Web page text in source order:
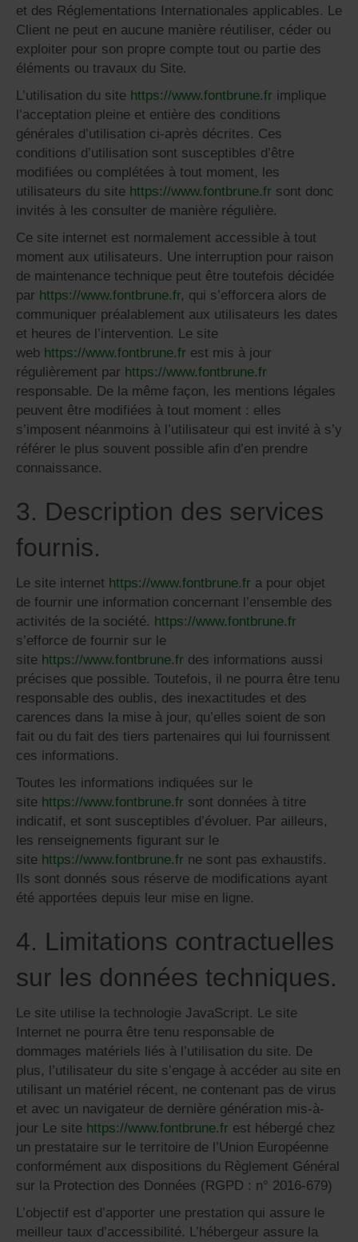
et des Réglementations Internationales applicables. Le
Client ne peut en aucune manière réutiliser, céder ou
exploiter pour son propre compte tout ou partie des
éléments ou travaux du Site.
L’utilisation du site https://www.fontbrune.fr implique
l’acceptation pleine et entière des conditions
générales d’utilisation ci-après décrites. Ces
conditions d’utilisation sont susceptibles d’être
modifiées ou complétées à tout moment, les
utilisateurs du site https://www.fontbrune.fr sont donc
invités à les consulter de manière régulière.
Ce site internet est normalement accessible à tout
moment aux utilisateurs. Une interruption pour raison
de maintenance technique peut être toutefois décidée
par https://www.fontbrune.fr, qui s’efforcera alors de
communiquer préalablement aux utilisateurs les dates
et heures de l’intervention. Le site
web https://www.fontbrune.fr est mis à jour
régulièrement par https://www.fontbrune.fr
responsable. De la même façon, les mentions légales
peuvent être modifiées à tout moment : elles
s’imposent néanmoins à l’utilisateur qui est invité à s’y
référer le plus souvent possible afin d’en prendre
connaissance.
3. Description des services
fournis.
Le site internet https://www.fontbrune.fr a pour objet
de fournir une information concernant l’ensemble des
activités de la société. https://www.fontbrune.fr
s’efforce de fournir sur le
site https://www.fontbrune.fr des informations aussi
précises que possible. Toutefois, il ne pourra être tenu
responsable des oublis, des inexactitudes et des
carences dans la mise à jour, qu’elles soient de son
fait ou du fait des tiers partenaires qui lui fournissent
ces informations.
Toutes les informations indiquées sur le
site https://www.fontbrune.fr sont données à titre
indicatif, et sont susceptibles d’évoluer. Par ailleurs,
les renseignements figurant sur le
site https://www.fontbrune.fr ne sont pas exhaustifs.
Ils sont donnés sous réserve de modifications ayant
été apportées depuis leur mise en ligne.
4. Limitations contractuelles
sur les données techniques.
Le site utilise la technologie JavaScript. Le site
Internet ne pourra être tenu responsable de
dommages matériels liés à l’utilisation du site. De
plus, l’utilisateur du site s’engage à accéder au site en
utilisant un matériel récent, ne contenant pas de virus
et avec un navigateur de dernière génération mis-à-
jour Le site https://www.fontbrune.fr est hébergé chez
un prestataire sur le territoire de l’Union Européenne
conformément aux dispositions du Règlement Général
sur la Protection des Données (RGPD : n° 2016-679)
L’objectif est d’apporter une prestation qui assure le
meilleur taux d’accessibilité. L’hébergeur assure la